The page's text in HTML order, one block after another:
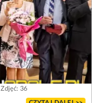
Zdjęć: 36